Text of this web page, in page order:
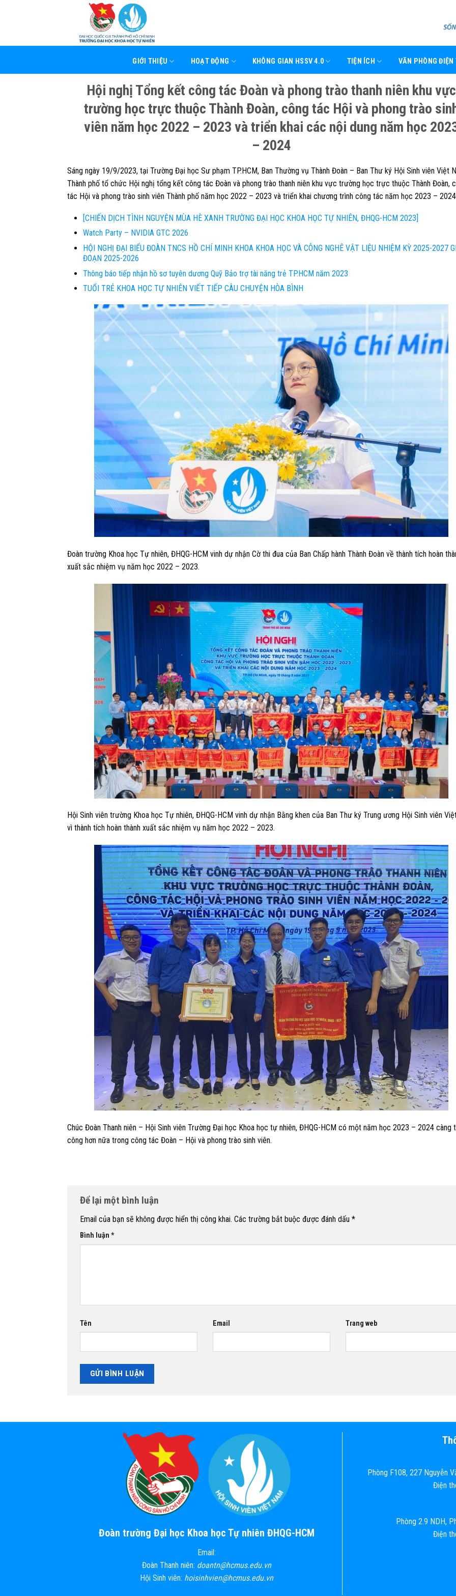
GIỚI THIỆU HOẠT ĐỘNG KHÔNG GIAN HSSV 4.0 TIỆN ÍCH VĂN PHÒNG ĐIỆN
Hội nghị Tổng kết công tác Đoàn và phong trào thanh niên khu vực
trường học trực thuộc Thành Đoàn, công tác Hội và phong trào
viên năm học 2022 – 2023 và triển khai các nội dung năm học
– 2024
Sáng ngày 19/9/2023, tại Trường Đại học Sư phạm TP.HCM, Ban Thường vụ Thành Đoàn – Ban Thư ký Hội Sinh viên Việt
Thành phố tổ chức Hội nghị tổng kết công tác Đoàn và phong trào thanh niên khu vực trường học trực thuộc Thành Đoàn,
tác Hội và phong trào sinh viên Thành phố năm học 2022 – 2023 và triển khai chương trình công tác năm học 2023 –
[CHIẾN DỊCH TÌNH NGUYỆN MÙA HÈ XANH TRƯỜNG ĐẠI HỌC KHOA HỌC TỰ NHIÊN, ĐHQG-HCM 2023]
Watch Party – NVIDIA GTC 2026
HỘI NGHỊ ĐẠI BIỂU ĐOÀN TNCS HỒ CHÍ MINH KHOA KHOA HỌC VÀ CÔNG NGHÊ VẬT LIỆU NHIỆM KỲ 2025-2027
ĐOẠN 2025-2026
Thông báo tiếp nhận hồ sơ tuyên dương Quỹ Bảo trợ tài năng trẻ TP.HCM năm 2023
TUỔI TRẺ KHOA HỌC TỰ NHIÊN VIẾT TIẾP CÂU CHUYỆN HÒA BÌNH
Đoàn trường Khoa học Tự nhiên, ĐHQG-HCM vinh dự nhận Cờ thi đua của Ban Chấp hành Thành Đoàn về thành tích hoàn
xuất sắc nhiệm vụ năm học 2022 – 2023.
Hội Sinh viên trường Khoa học Tự nhiên, ĐHQG-HCM vinh dự nhận Bằng khen của Ban Thư ký Trung ương Hội Sinh viên
vì thành tích hoàn thành xuất sắc nhiệm vụ năm học 2022 – 2023.
Chúc Đoàn Thanh niên – Hội Sinh viên Trường Đại học Khoa học tự nhiên, ĐHQG-HCM có một năm học 2023 – 2024 càng
công hơn nữa trong công tác Đoàn – Hội và phong trào sinh viên.
Để lại một bình luận
Email của bạn sẽ không được hiển thị công khai. Các trường bắt buộc được đánh dấu *
Bình luận *
Tên Email Trang web
Đoàn trường Đại học Khoa học Tự nhiên ĐHQG-HCM
Email:
Đoàn Thanh niên: doantn@hcmus.edu.vn
Hội Sinh viên: hoisinhvien@hcmus.edu.vn
Phòng F108, 227 Nguyễn
Điện
Phòng 2.9 NDH,
Điện